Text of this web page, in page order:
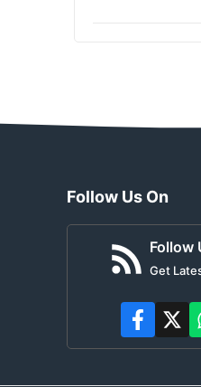
Follow Us On
Follow
Get